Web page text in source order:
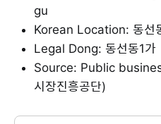
gu
Korean Location: 동선
Legal Dong: 동선동1가
Source: Public
시장진흥공단)